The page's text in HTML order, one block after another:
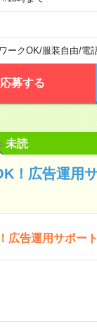
ークOK/服装自由/電
応募する
未読
！広告運用
告運用サポー